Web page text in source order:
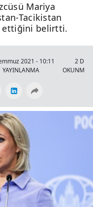
Mariya
Tacikistan
ettiğini belirtti.
2021 - 10:11
YAYINLANMA
2
OKUNMA